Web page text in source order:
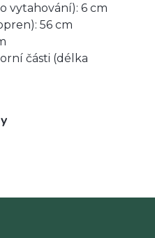
vytahování): 6 cm
56 cm
části (délka